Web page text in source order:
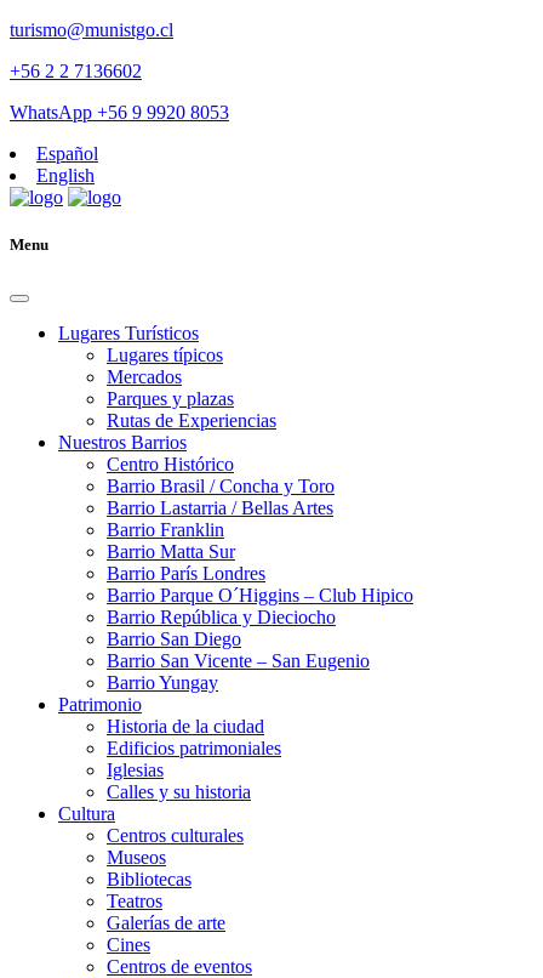
turismo@munistgo.cl
+56 2 2 7136602
WhatsApp +56 9 9920 8053
Español
English
Menu
Lugares Turísticos
Lugares tí­picos
Mercados
Parques y plazas
Rutas de Experiencias
Nuestros Barrios
Centro Histórico
Barrio Brasil / Concha y Toro
Barrio Lastarria / Bellas Artes
Barrio Franklin
Barrio Matta Sur
Barrio Parí­s Londres
Barrio Parque O´Higgins – Club Hipico
Barrio República y Dieciocho
Barrio San Diego
Barrio San Vicente – San Eugenio
Barrio Yungay
Patrimonio
Historia de la ciudad
Edificios patrimoniales
Iglesias
Calles y su historia
Cultura
Centros culturales
Museos
Bibliotecas
Teatros
Galerí­as de arte
Cines
Centros de eventos